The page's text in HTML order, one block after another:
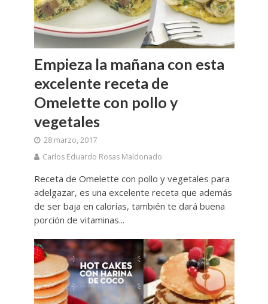
Empieza la mañana con esta
excelente receta de
Omelette con pollo y
vegetales
28 marzo, 2017
Carlos Eduardo Rosas Maldonado
Receta de Omelette con pollo y vegetales para
adelgazar, es una excelente receta que además
de ser baja en calorías, también te dará buena
porción de vitaminas...